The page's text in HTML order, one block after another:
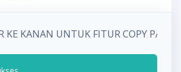
KE KANAN UNTUK FITUR COPY